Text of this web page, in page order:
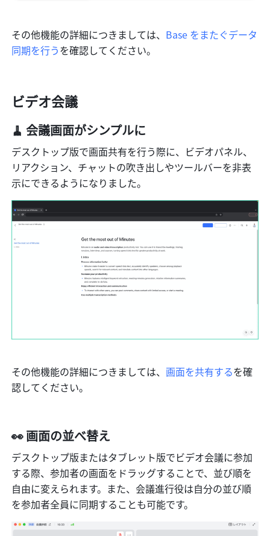
その他機能の詳細につきましては、 Base をまたぐデータ
同期を行うを確認してください。
ビデオ会議
🧹 会議画面がシンプルに
デスクトップ版で画面共有を行う際に、ビデオパネル、
リアクション、チャットの吹き出しやツールバーを非表
示にできるようになりました。
その他機能の詳細につきましては、 画面を共有するを確
認してください。
👀 画面の並べ替え
デスクトップ版またはタブレット版でビデオ会議に参加
する際、参加者の画面をドラッグすることで、並び順を
自由に変えられます。また、会議進行役は自分の並び順
を参加者全員に同期することも可能です。